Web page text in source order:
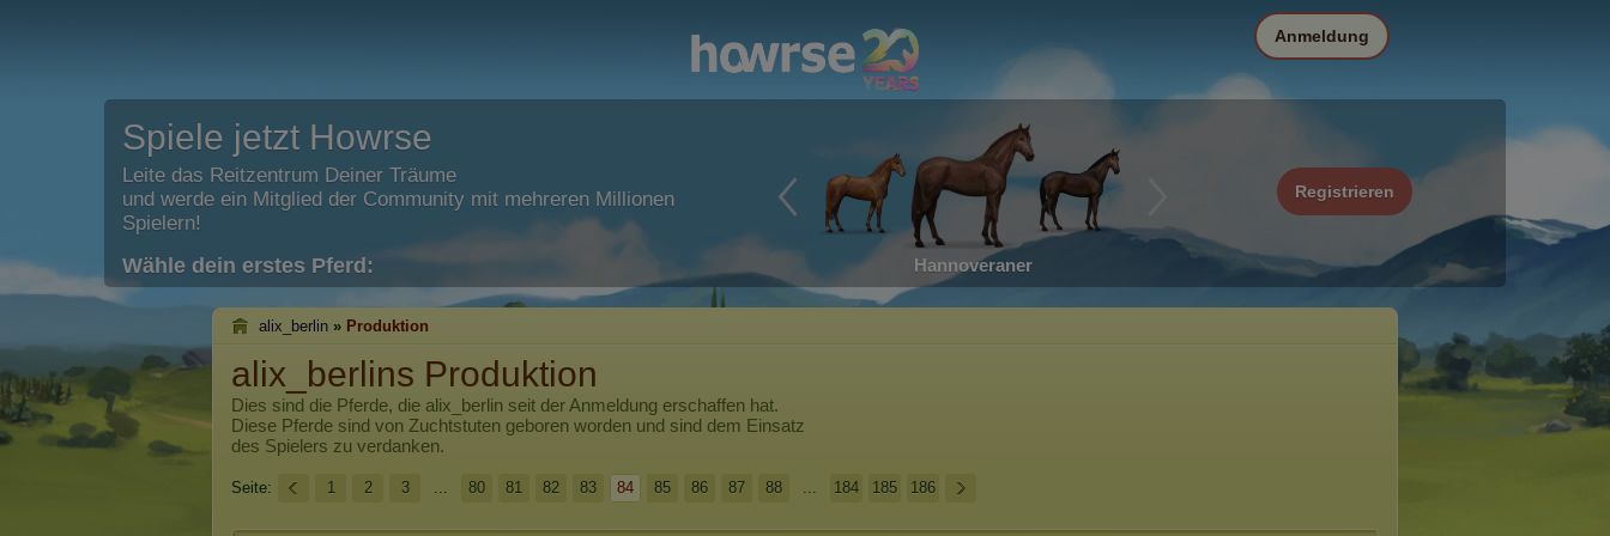
Spiele jetzt Howrse
Leite das Reitzentrum Deiner Träume
und werde ein Mitglied der Community mit mehreren Millionen
Spielern!
Wähle dein erstes Pferd: Hannoveraner
Registrieren
Anmeldung
alix_berlin » Produktion
alix_berlins Produktion
Dies sind die Pferde, die alix_berlin seit der Anmeldung erschaffen hat.
Diese Pferde sind von Zuchtstuten geboren worden und sind dem Einsatz
des Spielers zu verdanken.
Seite: 1 2 3 ... 80 81 82 83 84 85 86 87 88 ... 184 185 186